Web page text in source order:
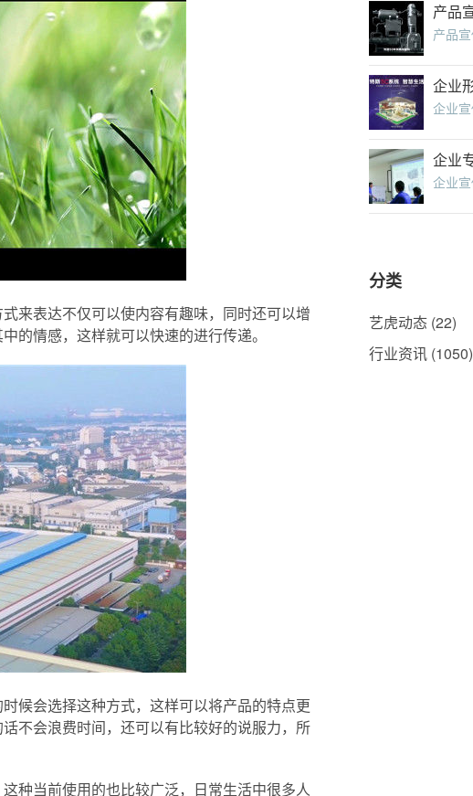
来表达不仅可以使内容有趣味，同时还可以增
的情感，这样就可以快速的进行传递。
候会选择这种方式，这样可以将产品的特点更
不会浪费时间，还可以有比较好的说服力，所
种当前使用的也比较广泛，日常生活中很多人
产品
产品
企业
企业
企业
企业
分类
艺虎动态 (22)
行业资讯 (1050)